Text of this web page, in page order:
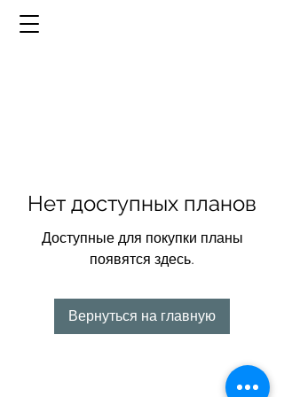
Нет доступных планов
Доступные для покупки планы
появятся здесь.
Вернуться на главную